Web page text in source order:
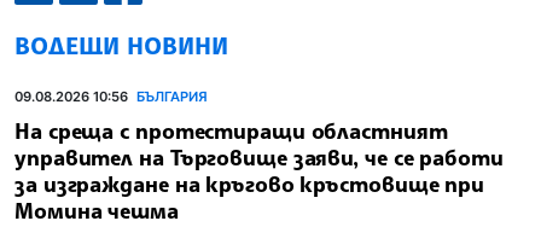
ВОДЕЩИ НОВИНИ
09.08.2026 10:56 БЪЛГАРИЯ
На среща с протестиращи областният
управител на Търговище заяви, че се работи
за изграждане на кръгово кръстовище при
Момина чешма